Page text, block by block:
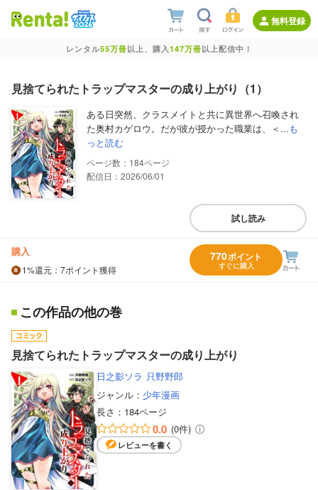
無料登録
レンタル55万冊以上、購入147万冊以上配信中！
見捨てられたトラップマスターの成り上がり（1）
ある日突然、クラスメイトと共に異世界へ召喚され
た奥村カゲロウ。だが彼が授かった職業は、＜...も
っと読む
184
配信日：2026/06/01
試し読み
購入
1%還元 ：7ポイント獲得
770ポイント
すぐに購入
この作品の他の巻
見捨てられたトラップマスターの成り上がり
日之影ソラ 只野野郎
ジャンル： 少年漫画
長さ： 184ページ
0.0 (0件)
レビューを書く